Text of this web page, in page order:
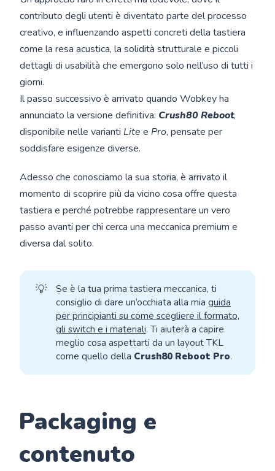
contributo degli utenti è diventato parte del processo
creativo, e influenzando aspetti concreti della tastiera
come la resa acustica, la solidità strutturale e piccoli
dettagli di usabilità che emergono solo nell’uso di tutti i
giorni.
Il passo successivo è arrivato quando Wobkey ha
annunciato la versione definitiva: Crush80 Reboot,
disponibile nelle varianti Lite e Pro, pensate per
soddisfare esigenze diverse.
Adesso che conosciamo la sua storia, è arrivato il
momento di scoprire più da vicino cosa offre questa
tastiera e perché potrebbe rappresentare un vero
passo avanti per chi cerca una meccanica premium e
diversa dal solito.
💡
Se è la tua prima tastiera meccanica, ti
consiglio di dare un’occhiata alla mia guida
per principianti su come scegliere il formato,
gli switch e i materiali. Ti aiuterà a capire
meglio cosa aspettarti da un layout TKL
come quello della Crush80 Reboot Pro.
Packaging e
contenuto